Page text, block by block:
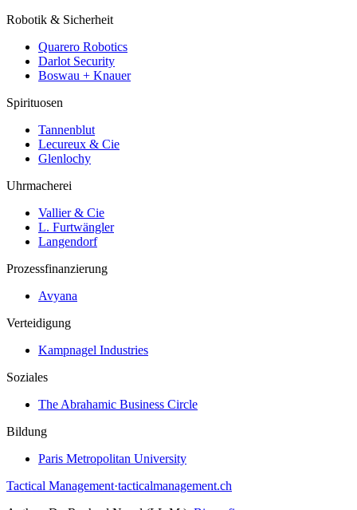
Robotik & Sicherheit
Quarero Robotics
Darlot Security
Boswau + Knauer
Spirituosen
Tannenblut
Lecureux & Cie
Glenlochy
Uhrmacherei
Vallier & Cie
L. Furtwängler
Langendorf
Prozessfinanzierung
Avyana
Verteidigung
Kampnagel Industries
Soziales
The Abrahamic Business Circle
Bildung
Paris Metropolitan University
Tactical Management·tacticalmanagement.ch